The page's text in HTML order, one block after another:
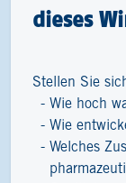
dieses
Stellen Sie
Wie hoch
Wie
Welches